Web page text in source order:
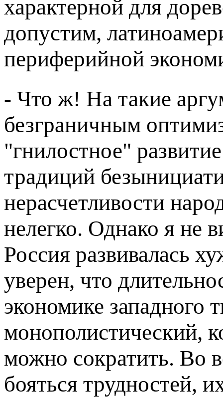
характерной для
допустим,
периферийной
- Что ж! На такие
безграничным
"гнилостное"
традиций
нерасчетливости
нелегко. Однако я не
Россия развивалась
уверен, что
экономике западного
монополистический,
можно сократить. Во
бояться трудностей,